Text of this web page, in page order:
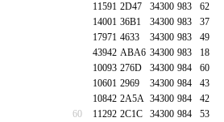
11591 2D47 34300 983 62
14001 36B1 34300 983 37
17971 4633 34300 983 49
43942 ABA6 34300 983 18
10093 276D 34300 984 60
10601 2969 34300 984 43
10842 2A5A 34300 984 42
60
11292 2C1C 34300 984 53